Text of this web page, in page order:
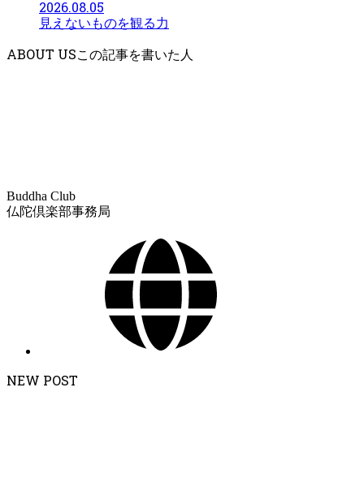
2026.08.05
見えないものを観る力
ABOUT US
Buddha Club
仏陀倶楽部事務局
NEW POST